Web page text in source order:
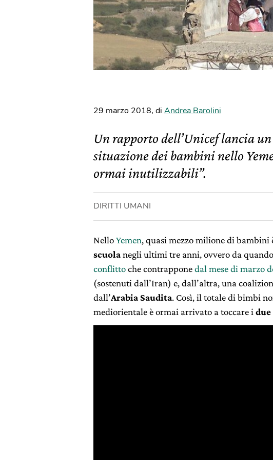
29 marzo 2018, di Andrea Barolini
Un rapporto dell’Unicef lancia
situazione dei bambini nello
ormai inutilizzabili”.
DIRITTI UMANI
NelloYemen, quasi mezzo milione di bambini
scuolanegli ultimi tre anni, ovvero da
conflittoche contrapponedal mese di marzo
(sostenuti dall’Iran) e, dall’altra, una
dall’Arabia Saudita. Così, il totale di bimbi
mediorientale è ormai arrivato a toccare i